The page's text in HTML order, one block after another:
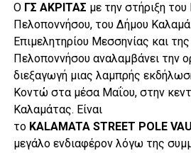
Ο ΓΣ ΑΚΡΙΤΑΣ με την στήριξη
Πελοποννήσου, του Δήμου
Επιμελητηρίου Μεσσηνίας και
Πελοποννήσου αναλαμβάνει την
διεξαγωγή μιας λαμπρής
Κοντώ στα μέσα Μαΐου, στην
Καλαμάτας. Είναι
το KALAMATA STREET POLE
μεγάλο ενδιαφέρον λόγω της